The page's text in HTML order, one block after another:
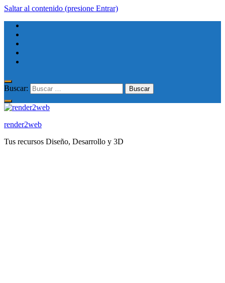
Saltar al contenido (presione Entrar)
Buscar:
render2web
Tus recursos Diseño, Desarrollo y 3D